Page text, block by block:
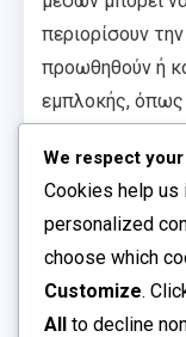
περιορίσουν
προωθηθούν ή
εμπλοκής, όπως
ανάλογα με τις
Facebook:
ειδικά για
Twitter:
We respect
Cookies help us
personalized
choose which
Customize.
All to decline